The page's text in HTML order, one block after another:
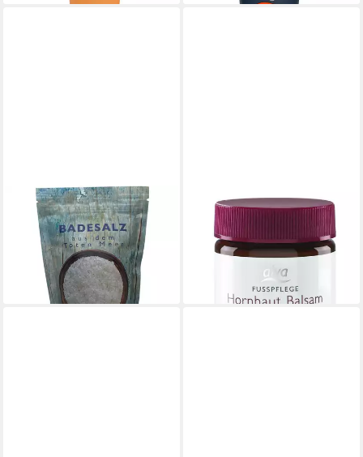
ALVA
Badesalz naturbelassen, 500
6,90 €
(13,80 €/ 1 kg)
lieferbar - in 2-3 Werktagen bei dir
ALVA
Hornhautbalsam Hornhaut
Balsam, 30 ml
12,90 €
lieferbar - in 2-3 Werktagen bei dir